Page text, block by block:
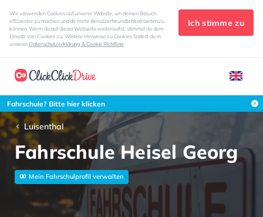
Wir verwenden Cookies auf unserer Website, um deinen Besuch
effizienter zu machen und dir mehr Benutzerfreundlichkeit bieten zu
können. Wenn du auf dieser Webseite weitersurfst, stimmst du dem
Einsatz von Cookies zu. Weitere Hinweise zu Cookies findest du in
unserenDatenschutzerklärung & Cookie Richtlinie
Ich stimme zu
Fahrschule? Bitte hier klicken
Luisenthal
Fahrschule Heisel Georg
Mein Fahrschulprofil verwalten